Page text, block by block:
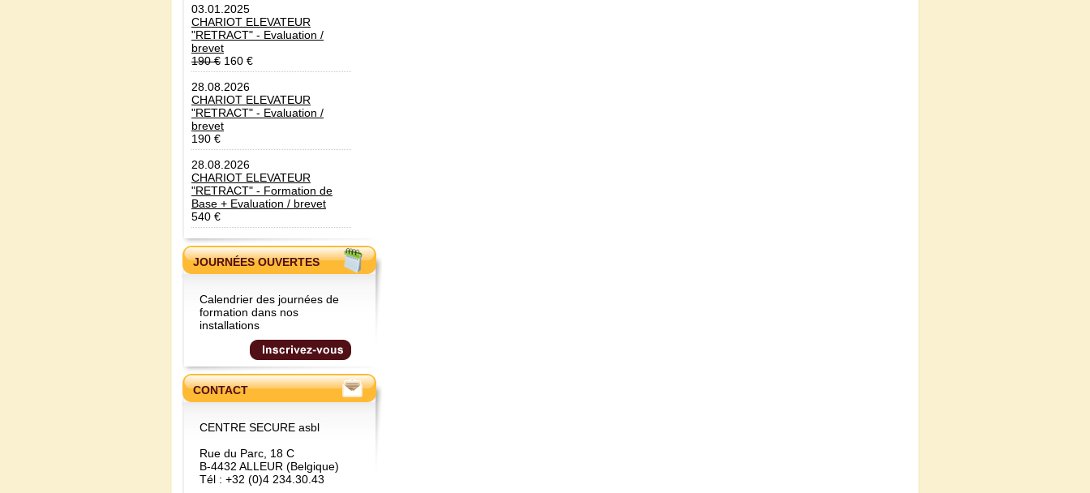
03.01.2025
CHARIOT ELEVATEUR
"RETRACT" - Evaluation /
brevet
190 € 160 €
28.08.2026
CHARIOT ELEVATEUR
"RETRACT" - Evaluation /
brevet
190 €
28.08.2026
CHARIOT ELEVATEUR
"RETRACT" - Formation de
Base + Evaluation / brevet
540 €
JOURNÉES OUVERTES
Calendrier des journées de
formation dans nos
installations
CONTACT
CENTRE SECURE asbl
Rue du Parc, 18 C
B-4432 ALLEUR (Belgique)
Tél : +32 (0)4 234.30.43